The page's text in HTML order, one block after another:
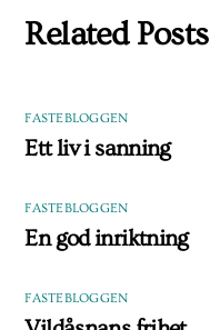
Related Posts
FASTEBLOGGEN
Ett liv i sanning
FASTEBLOGGEN
En god inriktning
FASTEBLOGGEN